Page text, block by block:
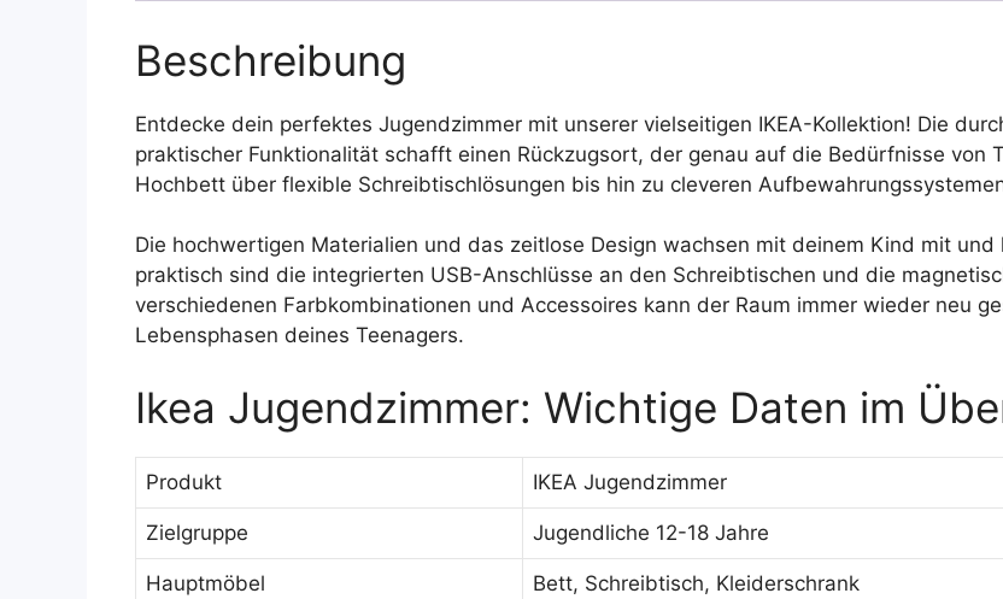
Beschreibung
Entdecke dein perfektes Jugendzimmer mit unserer vielseitigen IKEA-Kollektion! Die
praktischer Funktionalität schafft einen Rückzugsort, der genau auf die Bedürfnisse von
Hochbett über flexible Schreibtischlösungen bis hin zu cleveren
Die hochwertigen Materialien und das zeitlose Design wachsen mit deinem Kind mit
praktisch sind die integrierten USB-Anschlüsse an den Schreibtischen und die
verschiedenen Farbkombinationen und Accessoires kann der Raum immer wieder neu
Lebensphasen deines Teenagers.
Ikea Jugendzimmer: Wichtige Daten im
Produkt IKEA Jugendzimmer
Zielgruppe Jugendliche 12-18 Jahre
Hauptmöbel Bett, Schreibtisch, Kleiderschrank